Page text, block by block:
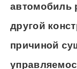
автомобиль
другой
причиной